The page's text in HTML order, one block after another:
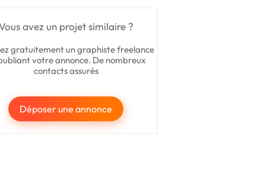
avez un projet similaire ?
gratuitement un graphiste freelance
votre annonce. De nombreux
contacts assurés
Déposer une annonce